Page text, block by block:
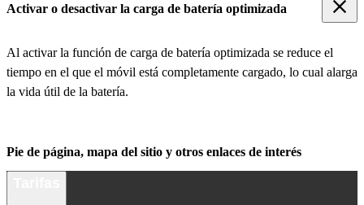
Activar o desactivar la carga de batería optimizada
Al activar la función de carga de batería optimizada se reduce el
tiempo en el que el móvil está completamente cargado, lo cual alarga
la vida útil de la batería.
Pie de página, mapa del sitio y otros enlaces de interés